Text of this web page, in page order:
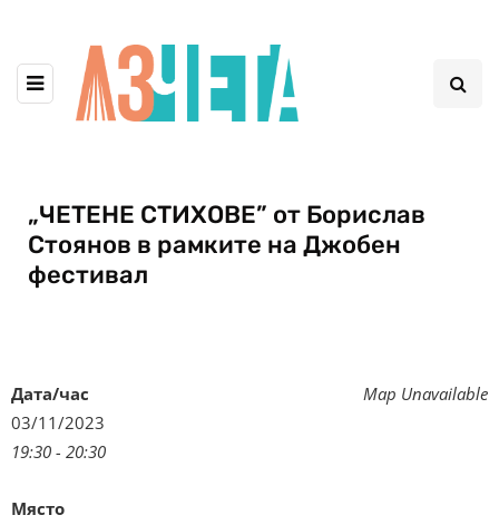
„ЧЕТЕНЕ СТИХОВЕ” от Борислав
Стоянов в рамките на Джобен
фестивал
Map Unavailable
Дата/час
03/11/2023
19:30 - 20:30
Място